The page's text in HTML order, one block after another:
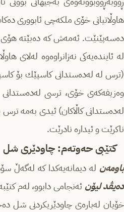
ھاوڵاتیانی خۆی ملكەچی ئابووری
دەسەپێنێت. ئەمەش كە دەبێتە ھۆی
لە ئایندەیەكی نەزانراوەوە لەلای
(ترس لە لەدەستدانی كاسپێك بۆ
وەزیفەكەی خۆی، ترسی لەدەستدانی
لەدەستدانی كاڵاكان) ئیدی بەمە
ناكرێت و ئیدارە نادرێت.
كتێبی حەوتەم: چاودێری شل
باومەن لە دیمانەیەكدا كە لەگەڵ
دەیڤد لیۆن ئەنجامی دابوو، لەم
خۆیان لەبارەی چاودێریكردنی شل